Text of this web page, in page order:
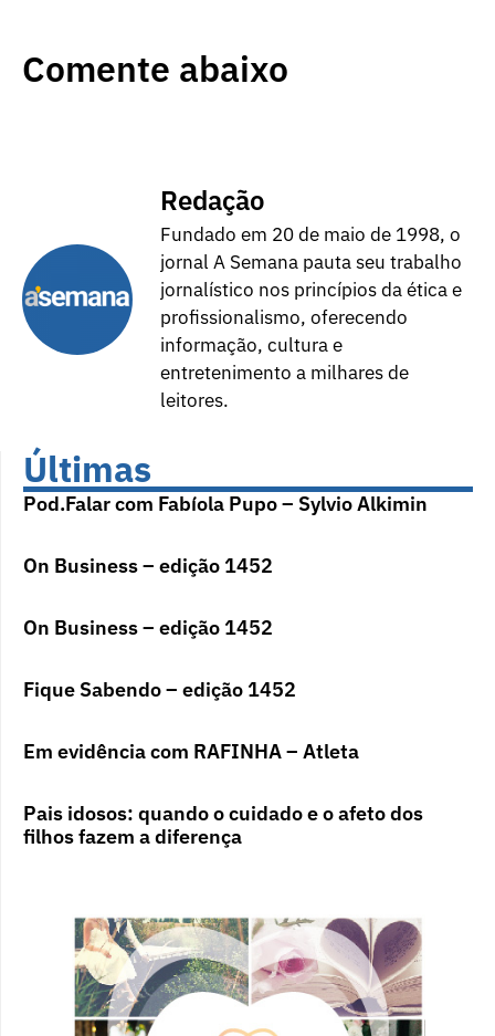
Comente abaixo
Redação
Fundado em 20 de maio de 1998, o
jornal A Semana pauta seu trabalho
jornalístico nos princípios da ética e
profissionalismo, oferecendo
informação, cultura e
entretenimento a milhares de
leitores.
Últimas
Pod.Falar com Fabíola Pupo – Sylvio Alkimin
On Business – edição 1452
On Business – edição 1452
Fique Sabendo – edição 1452
Em evidência com RAFINHA – Atleta
Pais idosos: quando o cuidado e o afeto dos
filhos fazem a diferença